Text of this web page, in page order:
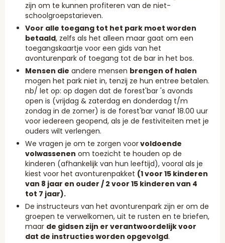
zijn om te kunnen profiteren van de niet-
schoolgroepstarieven.
Voor alle toegang tot het park moet worden
betaald, zelfs als het alleen maar gaat om een
toegangskaartje voor een gids van het
avonturenpark of toegang tot de bar in het bos.
Mensen die andere mensen brengen of halen
mogen het park niet in, tenzij ze hun entree betalen.
nb/ let op: op dagen dat de forest'bar 's avonds
open is (vrijdag & zaterdag en donderdag t/m
zondag in de zomer) is de forest'bar vanaf 18.00 uur
voor iedereen geopend, als je de festiviteiten met je
ouders wilt verlengen.
We vragen je om te zorgen voorvoldoende
volwassenen om toezicht te houden op de
kinderen (afhankelijk van hun leeftijd), vooral als je
kiest voor het avonturenpakket (1 voor 15 kinderen
van 8 jaar en ouder / 2 voor 15 kinderen van 4
tot 7 jaar).
De instructeurs van het avonturenpark zijn er om de
groepen te verwelkomen, uit te rusten en te briefen,
maar de gidsen zijn er verantwoordelijk voor
dat de instructies worden opgevolgd.